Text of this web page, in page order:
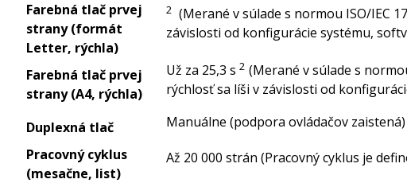
Farebná tlač prvej
strany (formát
Letter, rýchla)
2 (Merané v súlade s normou ISO/IEC
závislosti od konfigurácie systému,
Farebná tlač prvej
strany (A4, rýchla)
Už za 25,3 s 2 (Merané v súlade s
rýchlosť sa líši v závislosti od
Duplexná tlač
Manuálne (podpora ovládačov zaistená)
Pracovný cyklus
(mesačne, list)
Až 20 000 strán (Pracovný cyklus je